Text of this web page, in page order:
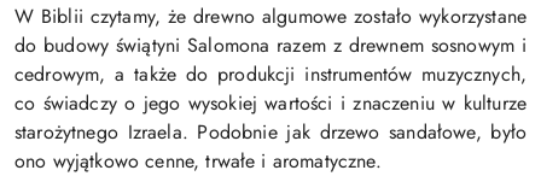
W Biblii czytamy, że drewno algumowe zostało wykorzystane
do budowy świątyni Salomona razem z drewnem sosnowym i
cedrowym, a także do produkcji instrumentów muzycznych,
co świadczy o jego wysokiej wartości i znaczeniu w kulturze
starożytnego Izraela. Podobnie jak drzewo sandałowe, było
ono wyjątkowo cenne, trwałe i aromatyczne.